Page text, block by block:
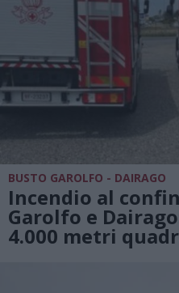
BUSTO GAROLFO - DAIRAGO
Incendio al
Garolfo e
4.000 metri